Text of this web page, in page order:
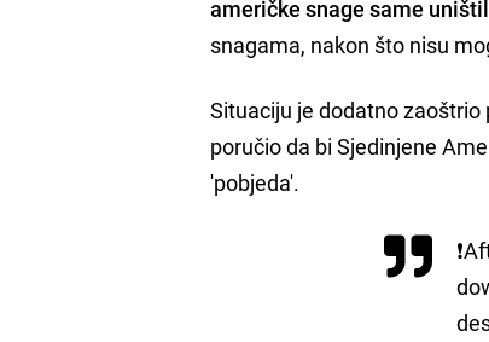
američke snage same
snagama, nakon što nisu
Situaciju je dodatno
poručio da bi Sjedinjene
'pobjeda'.